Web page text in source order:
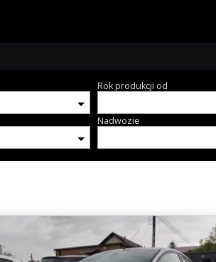
Rok produkcji od
Nadwozie